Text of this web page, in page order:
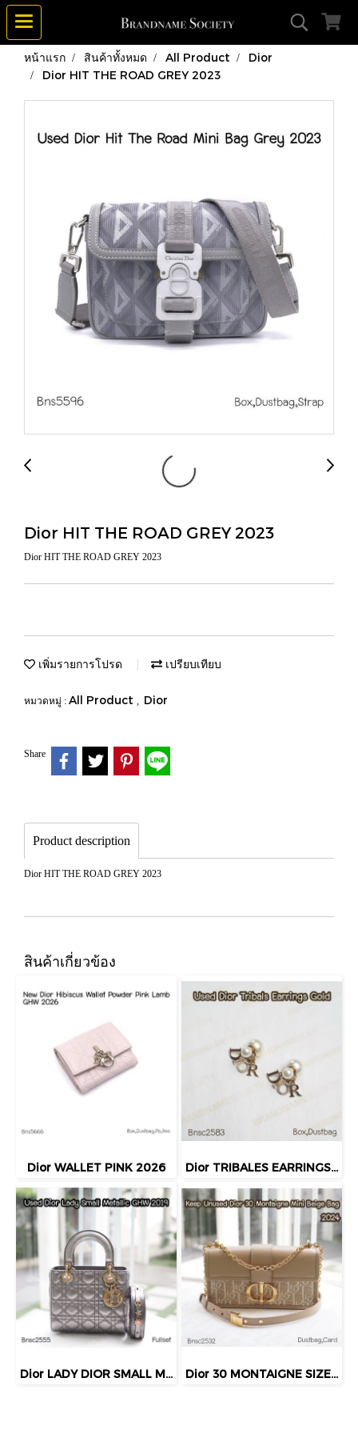
หน้าแรก สินค้าทั้งหมด All Product
Dior
Dior HIT THE ROAD GREY 2023
Dior HIT THE ROAD GREY 2023
Dior HIT THE ROAD GREY 2023
เพิ่มรายการโปรด เปรียบเทียบ
หมวดหมู่ : All Product , Dior
Share
Product description
Dior HIT THE ROAD GREY 2023
สินค้าเกี่ยวข้อง
Dior WALLET PINK 2026 Dior TRIBALES EARRINGS GOLD
Dior LADY DIOR SMALL METALLIC GHW 2019 Dior 30 MONTAIGNE SIZE.MINI BEIGE BAG 2024